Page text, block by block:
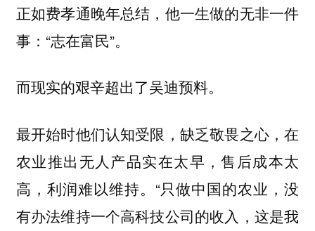
正如费孝通晚年总结，他一生做的无非一件
事：“志在富民”。
而现实的艰辛超出了吴迪预料。
最开始时他们认知受限，缺乏敬畏之心，在
农业推出无人产品实在太早，售后成本太
高，利润难以维持。“只做中国的农业，没
有办法维持一个高科技公司的收入，这是我